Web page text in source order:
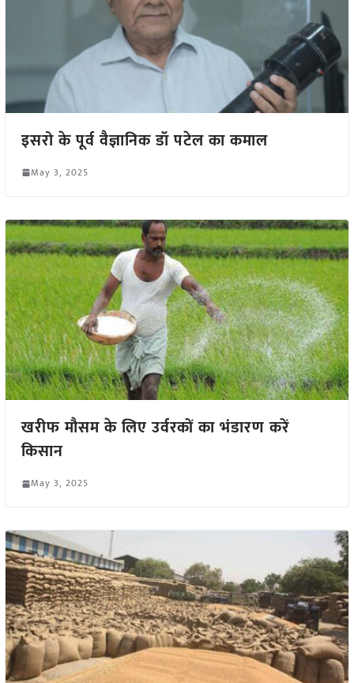
इसरो के पूर्व वैज्ञानिक डॉ पटेल का कमाल
May 3, 2025
खरीफ मौसम के लिए उर्वरकों का भंडारण करें
किसान
May 3, 2025